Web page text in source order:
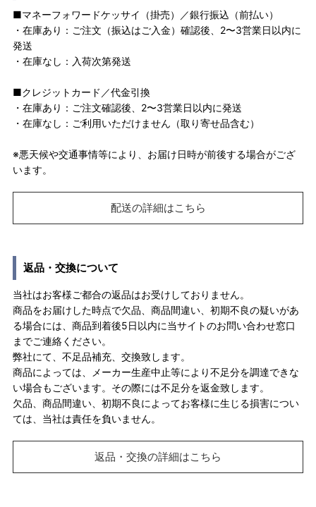
■マネーフォワードケッサイ（掛売）／銀行振込（前払い）
・在庫あり：ご注文（振込はご入金）確認後、2〜3営業日以内に
発送
・在庫なし：入荷次第発送
■クレジットカード／代金引換
・在庫あり：ご注文確認後、2〜3営業日以内に発送
・在庫なし：ご利用いただけません（取り寄せ品含む）
※悪天候や交通事情等により、お届け日時が前後する場合がござ
います。
配送の詳細はこちら
返品・交換について
当社はお客様ご都合の返品はお受けしておりません。
商品をお届けした時点で欠品、商品間違い、初期不良の疑いがあ
る場合には、商品到着後5日以内に当サイトのお問い合わせ窓口
までご連絡ください。
弊社にて、不足品補充、交換致します。
商品によっては、メーカー生産中止等により不足分を調達できな
い場合もございます。その際には不足分を返金致します。
欠品、商品間違い、初期不良によってお客様に生じる損害につい
ては、当社は責任を負いません。
返品・交換の詳細はこちら